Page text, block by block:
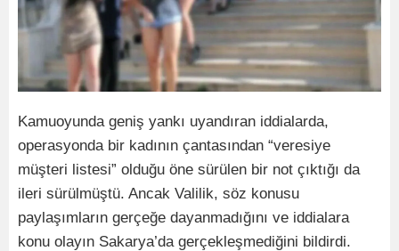
Kamuoyunda geniş yankı uyandıran iddialarda,
operasyonda bir kadının çantasından “veresiye
müşteri listesi” olduğu öne sürülen bir not çıktığı da
ileri sürülmüştü. Ancak Valilik, söz konusu
paylaşımların gerçeğe dayanmadığını ve iddialara
konu olayın Sakarya’da gerçekleşmediğini bildirdi.